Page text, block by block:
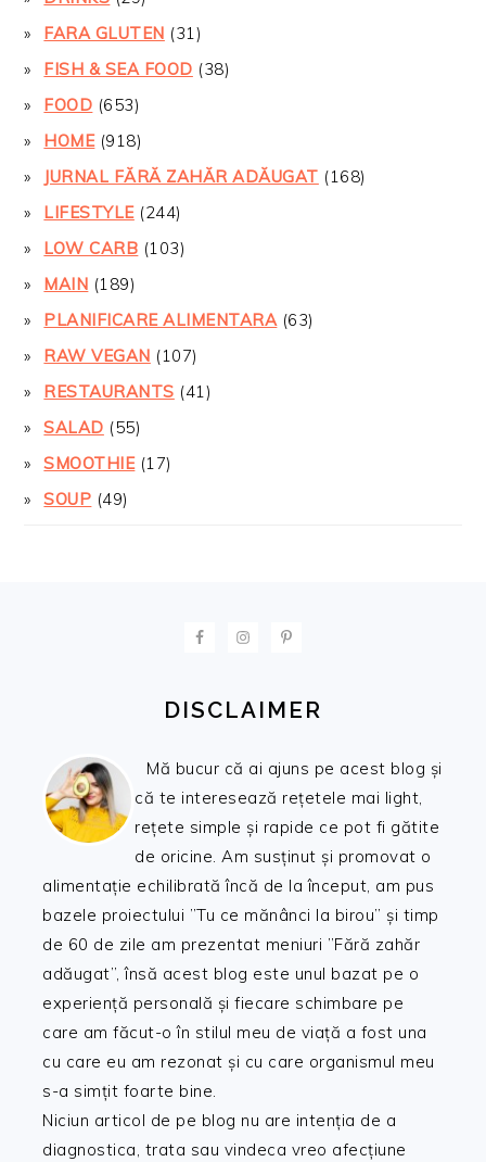
FARA GLUTEN (31)
FISH & SEA FOOD (38)
FOOD (653)
HOME(918)
JURNAL FĂRĂ ZAHĂR ADĂUGAT (168)
LIFESTYLE(244)
LOW CARB (103)
MAIN (189)
PLANIFICARE ALIMENTARA(63)
RAW VEGAN (107)
RESTAURANTS (41)
SALAD (55)
SMOOTHIE(17)
SOUP (49)
DISCLAIMER
Mă bucur că ai ajuns pe acest blog și
că te interesează rețetele mai light,
rețete simple și rapide ce pot fi gătite
de oricine. Am susținut și promovat o
alimentație echilibrată încă de la început, am pus
bazele proiectului ”Tu ce mănânci la birou” și timp
de 60 de zile am prezentat meniuri ”Fără zahăr
adăugat”, însă acest blog este unul bazat pe o
experiență personală și fiecare schimbare pe
care am făcut-o în stilul meu de viață a fost una
cu care eu am rezonat și cu care organismul meu
s-a simțit foarte bine.
Niciun articol de pe blog nu are intenția de a
diagnostica, trata sau vindeca vreo afecțiune